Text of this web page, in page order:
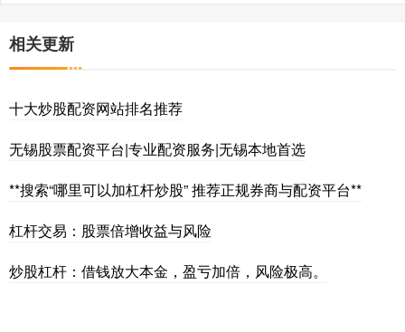
相关更新
十大炒股配资网站排名推荐
无锡股票配资平台|专业配资服务|无锡本地首选
**搜索“哪里可以加杠杆炒股” 推荐正规券商与配资平台**
杠杆交易：股票倍增收益与风险
炒股杠杆：借钱放大本金，盈亏加倍，风险极高。